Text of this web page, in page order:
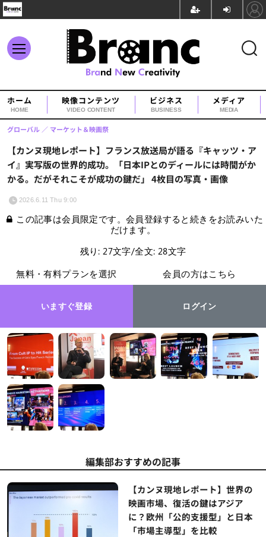
ホーム
HOME
映像コンテンツ
VIDEO CONTENT
ビジネス
BUSINESS
メディア
MEDIA
【カンヌ現地レポート】フランス放送局が語る『キャッツ・ア
イ』実写版の世界的成功。「日本IPとのディールには時間がか
かる。だがそれこそが成功の鍵だ」 4枚目の写真・画像
グローバル マーケット＆映画祭
2026.6.11 Thu 9:00
この記事は会員限定です。会員登録すると続きをお読みいた
だけます。
残り: 27文字/全文: 28文字
無料・有料プランを選択
いますぐ登録
会員の方はこちら
ログイン
編集部おすすめの記事
【カンヌ現地レポート】世界の
映画市場、復活の鍵はアジア
に？欧州「公的支援型」と日本
「市場主導型」を比較